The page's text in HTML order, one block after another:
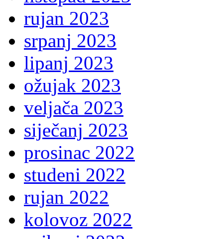
rujan 2023
srpanj 2023
lipanj 2023
ožujak 2023
veljača 2023
siječanj 2023
prosinac 2022
studeni 2022
rujan 2022
kolovoz 2022